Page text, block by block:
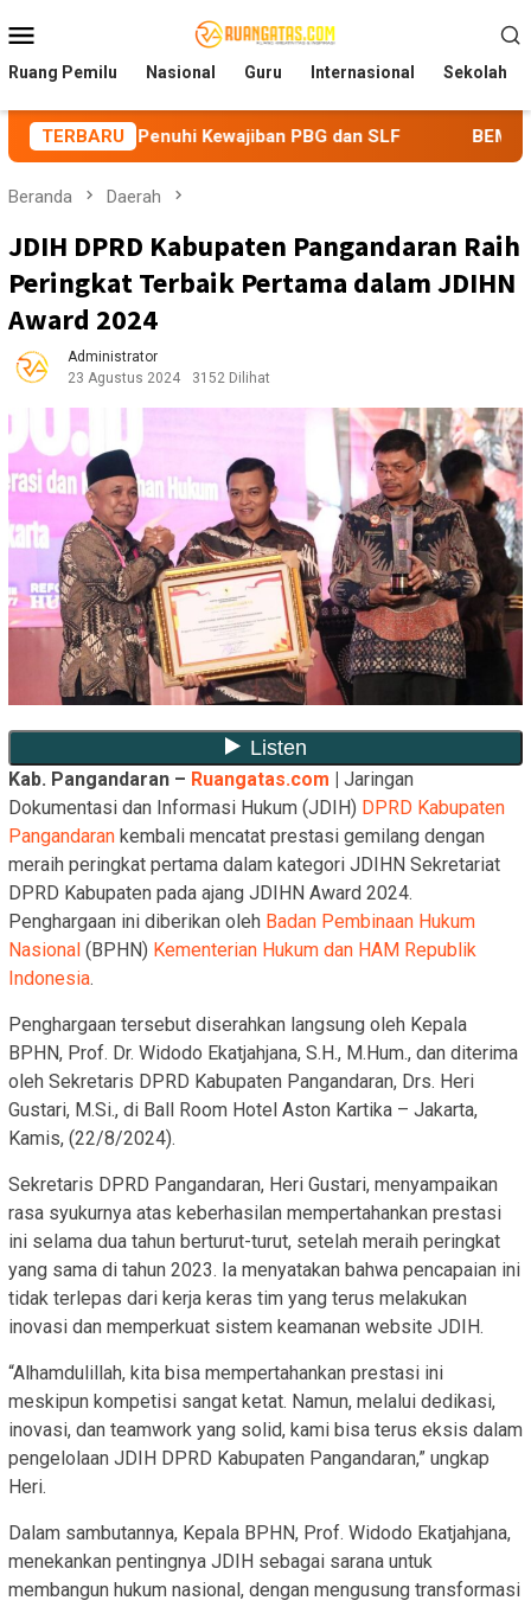
ke
kontenMobile
Ruang Pemilu Nasional Guru Internasional Sekolah
TERBARU
Kewajiban PBG dan SLF BEM Nusantara
Beranda Daerah
JDIH DPRD Kabupaten Pangandaran Raih
Peringkat Terbaik Pertama dalam JDIHN
Award 2024
Administrator
23 Agustus 2024
3152 Dilihat
Kab. Pangandaran – Ruangatas.com
Jaringan
Dokumentasi dan Informasi Hukum (JDIH) DPRD Kabupaten
Pangandaran kembali mencatat prestasi gemilang dengan
meraih peringkat pertama dalam kategori JDIHN Sekretariat
DPRD Kabupaten pada ajang JDIHN Award 2024.
Penghargaan ini diberikan oleh Badan Pembinaan Hukum
Nasional (BPHN) Kementerian Hukum dan HAM Republik
Indonesia.
Penghargaan tersebut diserahkan langsung oleh Kepala
BPHN, Prof. Dr. Widodo Ekatjahjana, S.H., M.Hum., dan diterima
oleh Sekretaris DPRD Kabupaten Pangandaran, Drs. Heri
Gustari, M.Si., di Ball Room Hotel Aston Kartika – Jakarta,
Kamis, (22/8/2024).
Sekretaris DPRD Pangandaran, Heri Gustari, menyampaikan
rasa syukurnya atas keberhasilan mempertahankan prestasi
ini selama dua tahun berturut-turut, setelah meraih peringkat
yang sama di tahun 2023. Ia menyatakan bahwa pencapaian ini
tidak terlepas dari kerja keras tim yang terus melakukan
inovasi dan memperkuat sistem keamanan website JDIH.
“Alhamdulillah, kita bisa mempertahankan prestasi ini
meskipun kompetisi sangat ketat. Namun, melalui dedikasi,
inovasi, dan teamwork yang solid, kami bisa terus eksis dalam
pengelolaan JDIH DPRD Kabupaten Pangandaran,” ungkap
Heri.
Dalam sambutannya, Kepala BPHN, Prof. Widodo Ekatjahjana,
menekankan pentingnya JDIH sebagai sarana untuk
membangun hukum nasional, dengan mengusung transformasi